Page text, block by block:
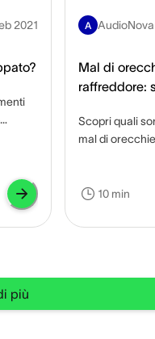
2021 A AudioNova
Mal di
raffreddore:
Scopri quali
mal di
10 min
più